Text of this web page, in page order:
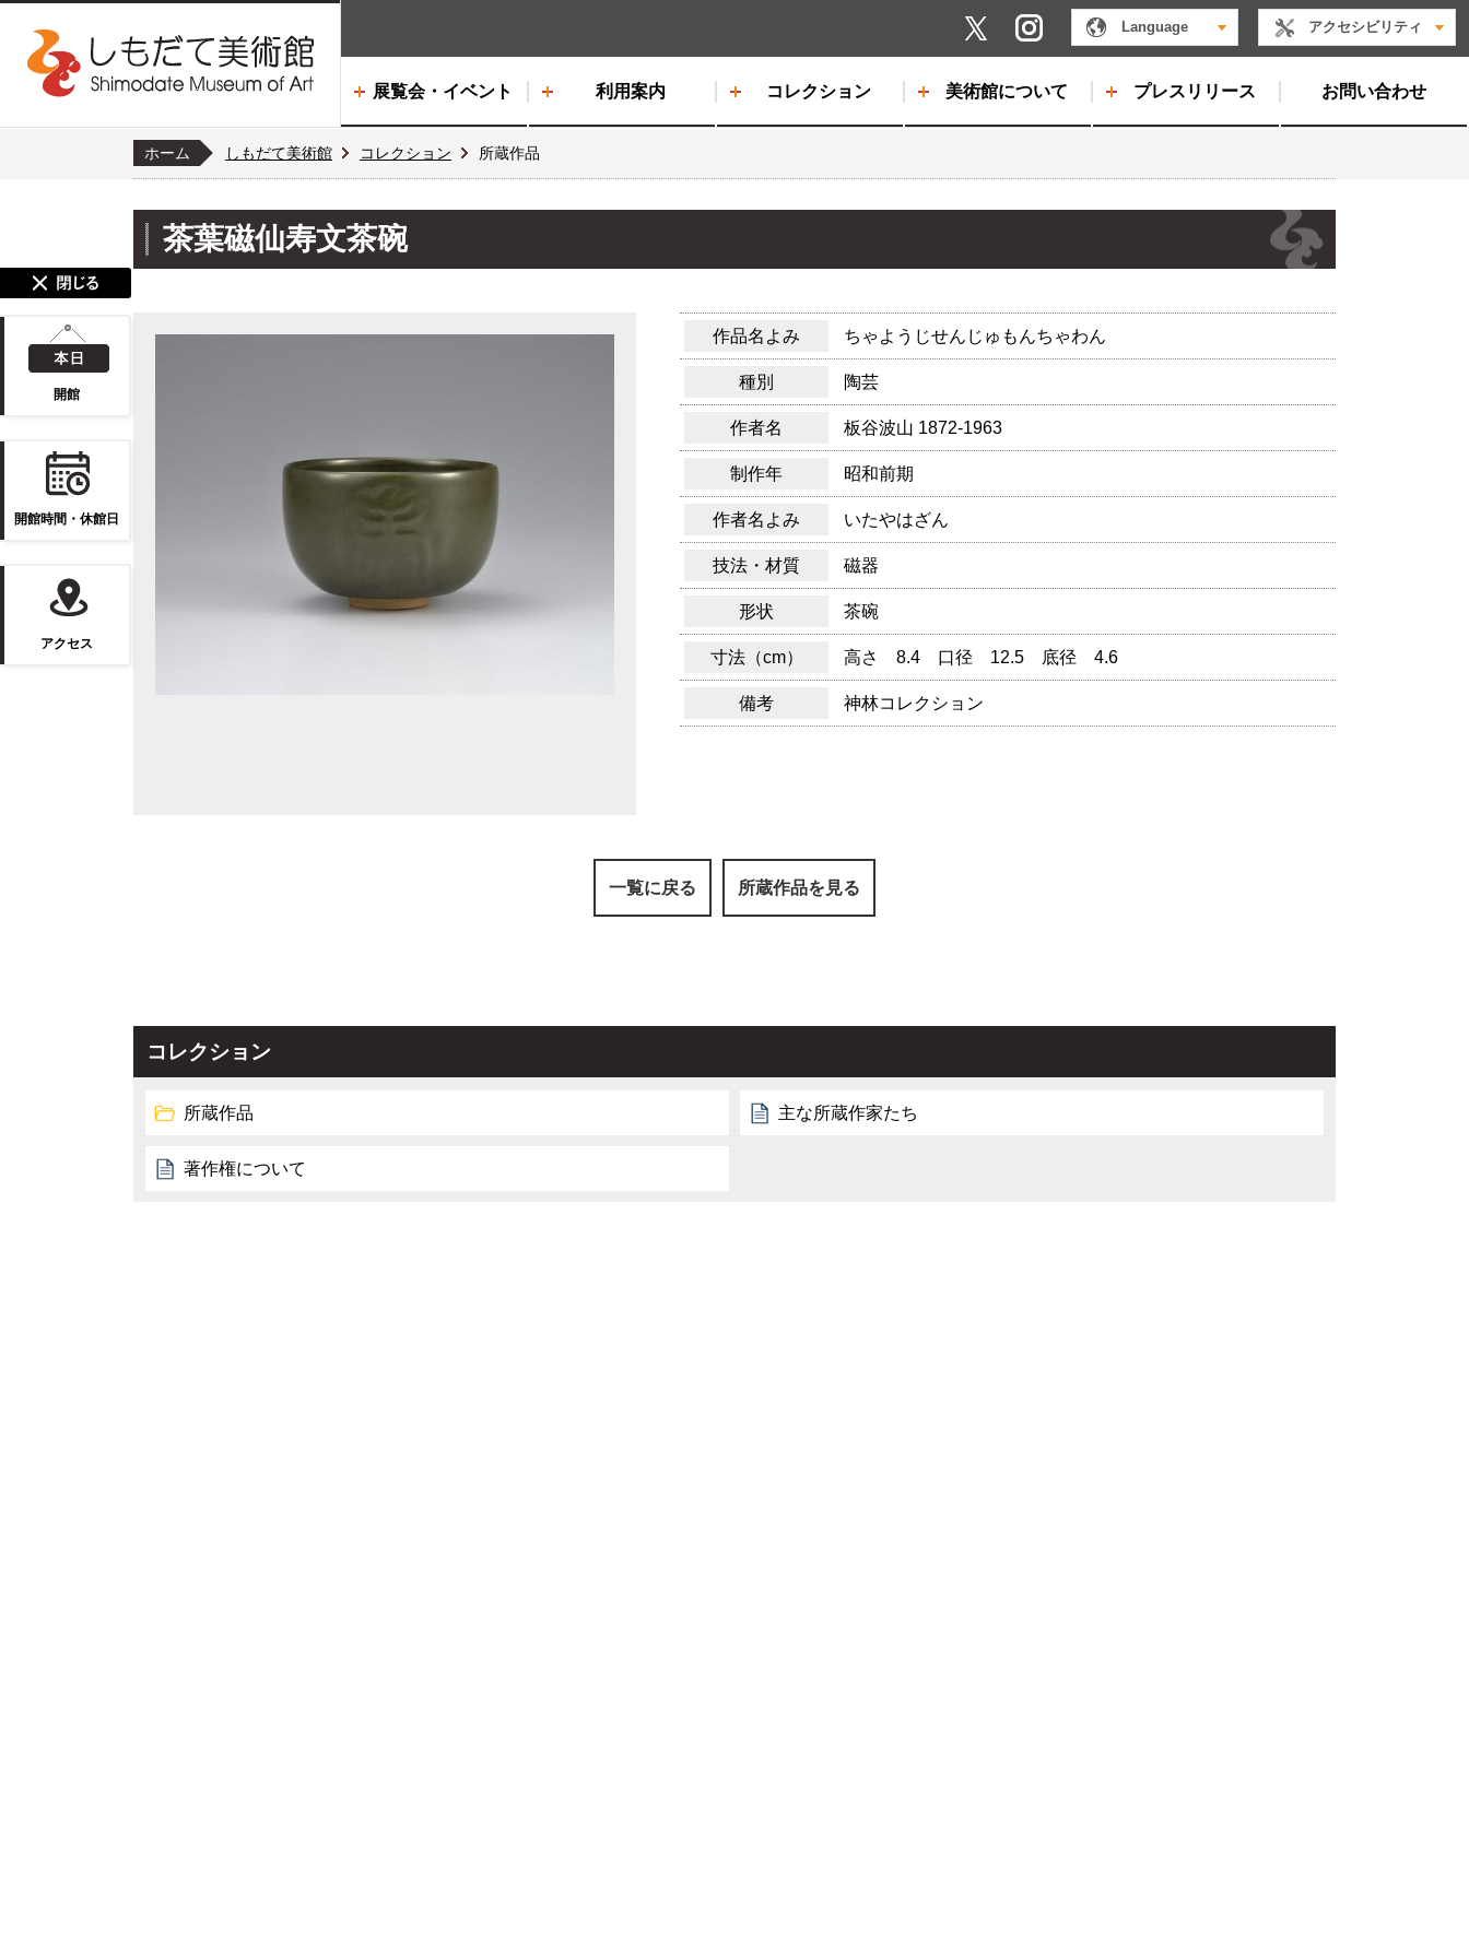
Instagram Language アクセシビリティ
展覧会・イベント 利用案内 コレクション 美術館について プレスリリース お問い合わせ
開館
開館時間・休館日
アクセス
ホーム しもだて美術館 コレクション 所蔵作品
茶葉磁仙寿文茶碗
作品名よみ ちゃようじせんじゅもんちゃわん
種別 陶芸
作者名 板谷波山 1872-1963
制作年 昭和前期
作者名よみ いたやはざん
技法・材質 磁器
形状 茶碗
寸法（cm） 高さ 8.4 口径 12.5 底径 4.6
備考 神林コレクション
一覧に戻る 所蔵作品を見る
コレクション
所蔵作品 主な所蔵作家たち
著作権について